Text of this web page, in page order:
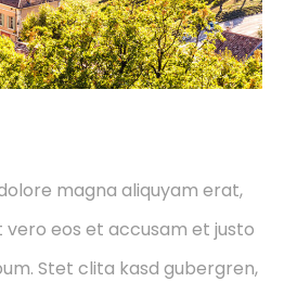
magna aliquyam erat,
vero eos et accusam et justo
Stet clita kasd gubergren,